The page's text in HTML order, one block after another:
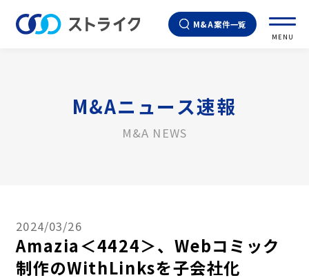
M&A案件一覧
MENU
M&Aニュース速報
M&A NEWS
2024/03/26
Amazia＜4424＞、Webコミック
制作のWithLinksを子会社化